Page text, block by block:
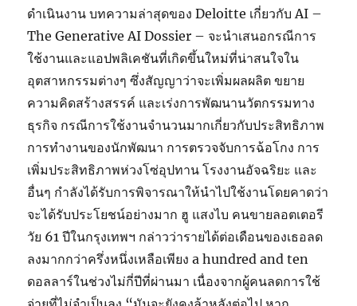
ดำเนินงาน บทความล่าสุดของ Deloitte เกี่ยวกับ AI –
The Generative AI Dossier – จะนำเสนอกรณีการ
ใช้งานและแอปพลิเคชันที่เกิดขึ้นใหม่ที่น่าสนใจใน
อุตสาหกรรมต่างๆ ซึ่งสัญญาว่าจะเพิ่มผลผลิต ขยาย
ความคิดสร้างสรรค์ และเร่งการพัฒนานวัตกรรมทาง
ธุรกิจ กรณีการใช้งานจำนวนมากเกี่ยวกับประสิทธิภาพ
การทำงานของนักพัฒนา การตรวจจับการฉ้อโกง การ
เพิ่มประสิทธิภาพห่วงโซ่อุปทาน โรงงานอัจฉริยะ และ
อื่นๆ กำลังได้รับการพิจารณาให้นำไปใช้งานโดยคาดว่า
จะได้รับประโยชน์อย่างมาก ฮู แสงไบ คนขายลอตเตอรี
วัย 61 ปีในกรุงเทพฯ กล่าวว่ารายได้ต่อเดือนของเธอลด
ลงมากกว่าครึ่งหนึ่งเหลือเพียง a hundred and ten
ดอลลาร์ในช่วงไม่กี่ปีที่ผ่านมา เนื่องจากผู้คนลดการใช้